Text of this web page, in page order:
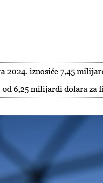
2024. iznosiće 7,45
6,25 milijardi dolara za